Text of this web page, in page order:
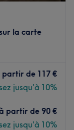
ambiance
auto-
d'une musique
à votre écoute
adaptés. Au-
sur vos
au massage
du toucher".
la carte
partir de 117 €
jusqu'à 10%
partir de 90 €
jusqu'à 10%